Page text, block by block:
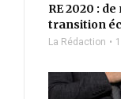
RE 2020 :
transition
La Rédaction